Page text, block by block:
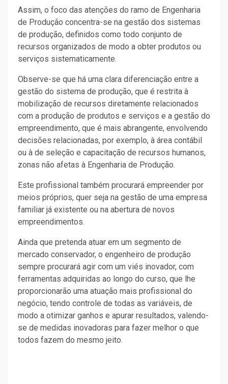
Assim, o foco das atenções do ramo de Engenharia
de Produção concentra-se na gestão dos sistemas
de produção, definidos como todo conjunto de
recursos organizados de modo a obter produtos ou
serviços sistematicamente.
Observe-se que há uma clara diferenciação entre a
gestão do sistema de produção, que é restrita à
mobilização de recursos diretamente relacionados
com a produção de produtos e serviços e a gestão do
empreendimento, que é mais abrangente, envolvendo
decisões relacionadas, por exemplo, à área contábil
ou à de seleção e capacitação de recursos humanos,
zonas não afetas à Engenharia de Produção.
Este profissional também procurará empreender por
meios próprios, quer seja na gestão de uma empresa
familiar já existente ou na abertura de novos
empreendimentos.
Ainda que pretenda atuar em um segmento de
mercado conservador, o engenheiro de produção
sempre procurará agir com um viés inovador, com
ferramentas adquiridas ao longo do curso, que lhe
proporcionarão uma atuação mais profissional do
negócio, tendo controle de todas as variáveis, de
modo a otimizar ganhos e apurar resultados, valendo-
se de medidas inovadoras para fazer melhor o que
todos fazem do mesmo jeito.